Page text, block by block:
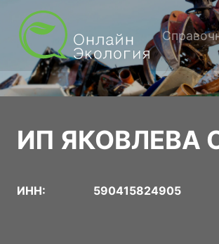
ИП ЯКОВЛЕВА
ИНН: 590415824905